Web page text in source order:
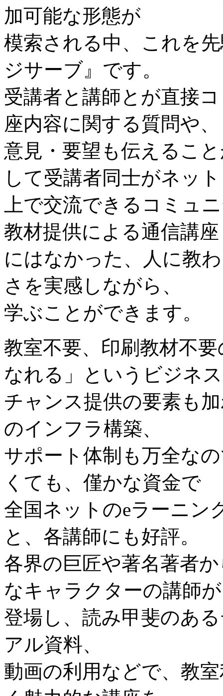
加可能な形態が
模索される中、これを
ジサーブ』です。
受講者と講師とが直接
座内容に関する質問や、
意見・要望も伝えるこ
して受講者同士がネット
上で交流できるコミュ
教材提供による通信講座
にはなかった、人に教
さを実感しながら、
学ぶことができます。
教室不要、印刷教材不
なれる」というビジネ
チャンス提供の要素も
のインフラ構築、
サポート体制も万全な
くても、僅かな資金で
全国ネットのeラーニン
と、各講師にも好評。
各界の巨匠や著名著者
なキャラクターの講師が
登場し、読み甲斐のあ
アル資料、
動画の利用などで、教